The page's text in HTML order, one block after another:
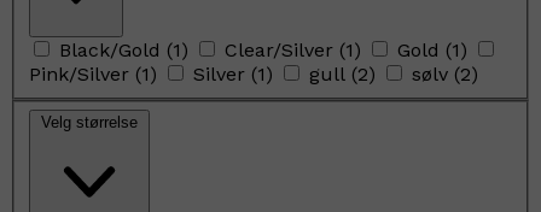
Black/Gold (1) Clear/Silver (1) Gold (1)
Pink/Silver (1) Silver (1) gull (2) sølv (2)
Velg størrelse